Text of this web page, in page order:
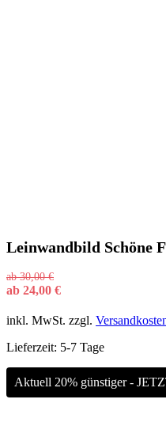
Leinwandbild Schöne
ab30,00€
ab 24,00 €
inkl. MwSt. zzgl.
Lieferzeit: 5-7 Tage
Aktuell 20% günstiger -